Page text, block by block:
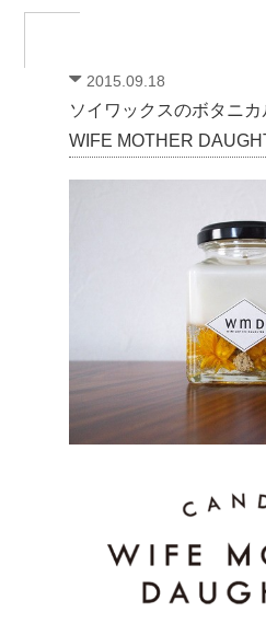
2015.09.18
ソイワックスのボタニ
WIFE MOTHER